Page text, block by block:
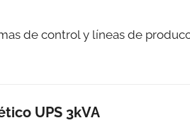
de control y líneas de
UPS 3kVA